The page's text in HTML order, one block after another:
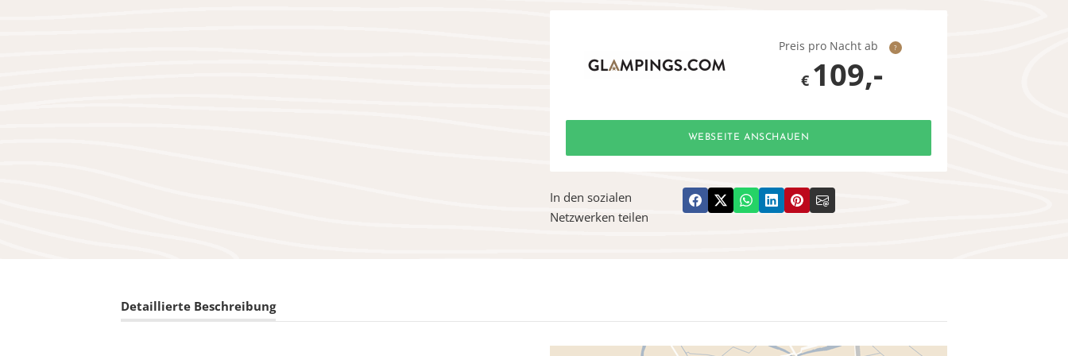
Preis pro Nacht ab ?
€ 109,-
WEBSEITE ANSCHAUEN
In den sozialen
Netzwerken teilen
Detaillierte Beschreibung